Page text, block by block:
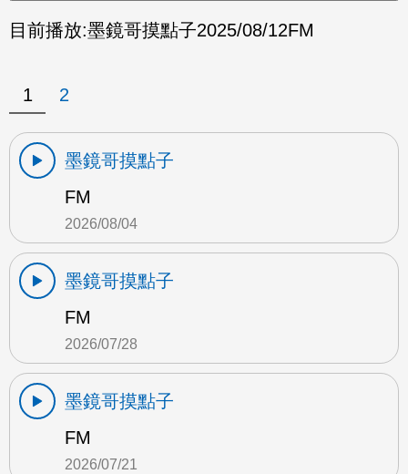
目前播放:墨鏡哥摸點子2025/08/12FM
1 2
墨鏡哥摸點子
FM
2026/08/04
墨鏡哥摸點子
FM
2026/07/28
墨鏡哥摸點子
FM
2026/07/21